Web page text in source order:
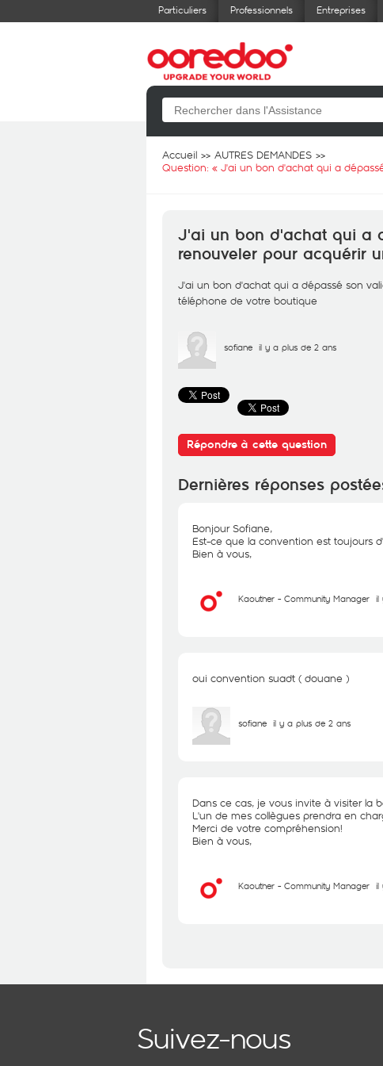
Particuliers Professionnels Entreprises
Accueil
AUTRES DEMANDES
Question: « J'ai un bon d'achat qui a
J'ai un bon d'achat qui a
renouveler pour acquérir
J'ai un bon d'achat qui a dépassé son
téléphone de votre boutique
sofiane il y a plus de 2 ans
Répondre à cette question
Dernières réponses
Bonjour Sofiane,
Est-ce que la convention est toujours
Bien à vous,
Kaouther - Community Manager il
oui convention suadt ( douane )
sofiane il y a plus de 2 ans
Dans ce cas, je vous invite à visiter la
L'un de mes collègues prendra en
Merci de votre compréhension!
Bien à vous,
Kaouther - Community Manager il
Suivez-nous